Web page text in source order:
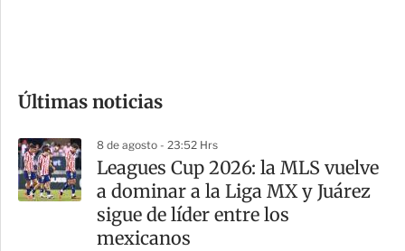
m
a
r
t
Últimas noticias
8 de agosto - 23:52 Hrs
Leagues Cup 2026: la MLS vuelve
a dominar a la Liga MX y Juárez
sigue de líder entre los
mexicanos